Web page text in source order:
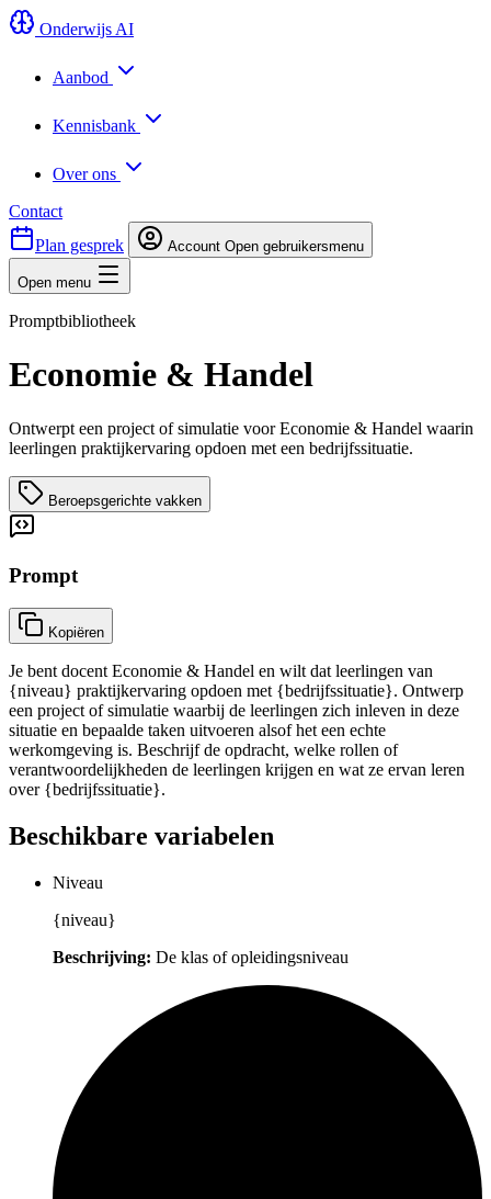
Onderwijs AI
Aanbod
Kennisbank
Over ons
Contact
Plan gesprek
Account Open gebruikersmenu
Open menu
Promptbibliotheek
Economie & Handel
Ontwerpt een project of simulatie voor Economie & Handel waarin
leerlingen praktijkervaring opdoen met een bedrijfssituatie.
Beroepsgerichte vakken
Prompt
Kopiëren
Je bent docent Economie & Handel en wilt dat leerlingen van
{niveau} praktijkervaring opdoen met {bedrijfssituatie}. Ontwerp
een project of simulatie waarbij de leerlingen zich inleven in deze
situatie en bepaalde taken uitvoeren alsof het een echte
werkomgeving is. Beschrijf de opdracht, welke rollen of
verantwoordelijkheden de leerlingen krijgen en wat ze ervan leren
over {bedrijfssituatie}.
Beschikbare variabelen
Niveau
{niveau}
Beschrijving: De klas of opleidingsniveau